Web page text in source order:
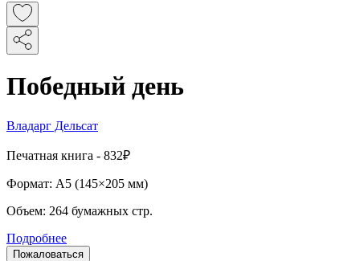
Победный день
Владарг Дельсат
Печатная книга - 832₽
Формат: A5 (145×205 мм)
Объем: 264 бумажных стр.
Подробнее
Пожаловаться